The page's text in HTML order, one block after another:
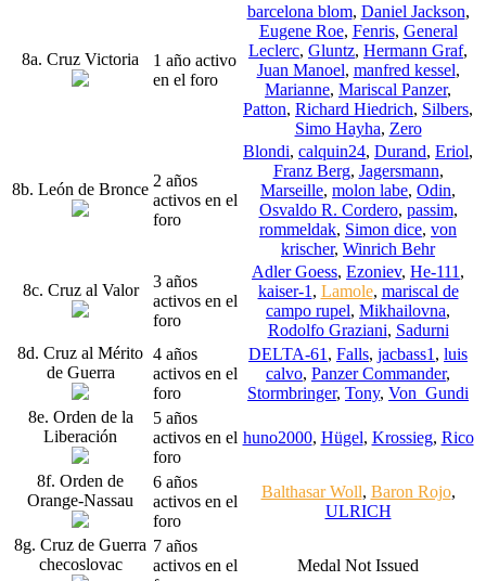
8a. Cruz Victoria
1 año activo
en el foro
barcelona blom, Daniel Jackson,
Eugene Roe, Fenris, General
Leclerc, Gluntz, Hermann Graf,
Juan Manoel, manfred kessel,
Marianne, Mariscal Panzer,
Patton, Richard Hiedrich, Silbers,
Simo Hayha, Zero
8b. León de Bronce 2 años
activos en el
foro
Blondi, calquin24, Durand, Eriol,
Franz Berg, Jagersmann,
Marseille, molon labe, Odin,
Osvaldo R. Cordero, passim,
rommeldak, Simon dice, von
krischer, Winrich Behr
8c. Cruz al Valor
3 años
activos en el
foro
Adler Goess, Ezoniev, He-111 ,
kaiser-1 , Lamole, mariscal de
campo rupel, Mikhailovna,
Rodolfo Graziani, Sadurni
8d. Cruz al Mérito
de Guerra
4 años
activos en el
foro
DELTA-61 , Falls, jacbass1 , luis
calvo, Panzer Commander,
Stormbringer, Tony, Von_Gundi
8e. Orden de la
Liberación
5 años
activos en el
foro
huno2000, Hügel, Krossieg, Rico
8f. Orden de
Orange-Nassau
6 años
activos en el
foro
Balthasar Woll, Baron Rojo,
ULRICH
8g. Cruz de Guerra
checoslovac
7 años
activos en el
Medal Not Issued